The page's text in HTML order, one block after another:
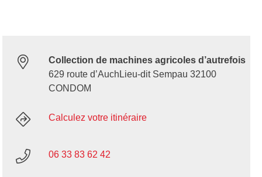
Collection de machines agricoles d’autrefois
629 route d’AuchLieu-dit Sempau 32100
CONDOM
Calculez votre itinéraire
06 33 83 62 42